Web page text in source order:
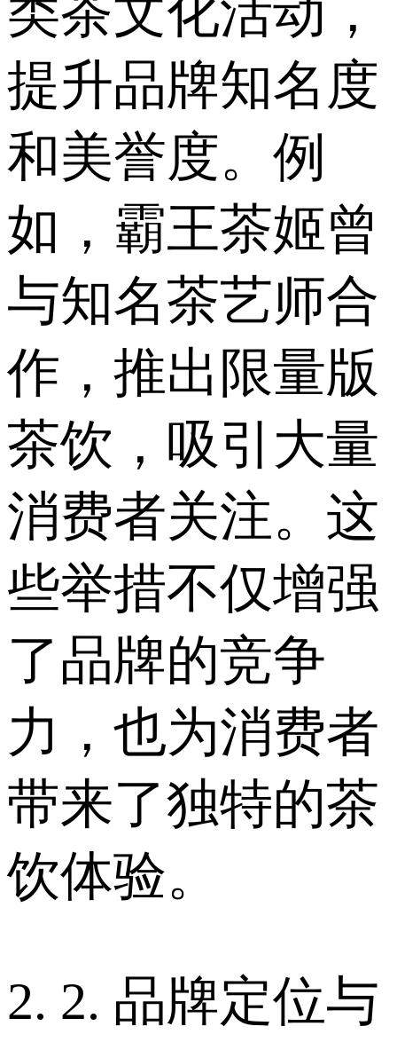
类茶文化活动，
提升品牌知名度
和美誉度。例
如，霸王茶姬曾
与知名茶艺师合
作，推出限量版
茶饮，吸引大量
消费者关注。这
些举措不仅增强
了品牌的竞争
力，也为消费者
带来了独特的茶
饮体验。
2. 2. 品牌定位与